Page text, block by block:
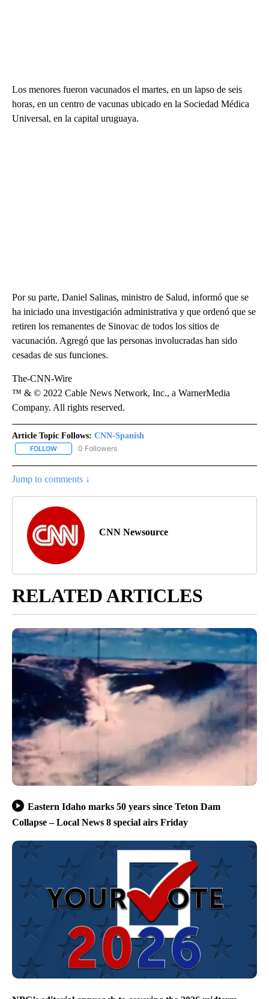
Los menores fueron vacunados el martes, en un lapso de seis
horas, en un centro de vacunas ubicado en la Sociedad Médica
Universal, en la capital uruguaya.
Por su parte, Daniel Salinas, ministro de Salud, informó que se
ha iniciado una investigación administrativa y que ordenó que se
retiren los remanentes de Sinovac de todos los sitios de
vacunación. Agregó que las personas involucradas han sido
cesadas de sus funciones.
The-CNN-Wire
™ & © 2022 Cable News Network, Inc., a WarnerMedia
Company. All rights reserved.
Article Topic Follows: CNN-Spanish
FOLLOW FOLLOW "CNN-SPANISH" TO RECEIVE NOTIFICATIONS ABOUT
0 Followers
Jump to comments ↓
CNN Newsource
RELATED ARTICLES
Eastern Idaho marks 50 years since Teton Dam
Collapse – Local News 8 special airs Friday